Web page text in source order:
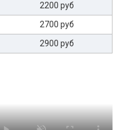
2200 руб
2700 руб
2900 руб